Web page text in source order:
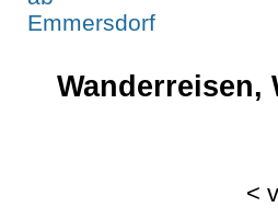
Wanderreisen,
<